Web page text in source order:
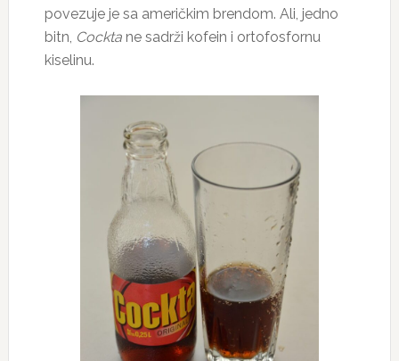
povezuje je sa američkim brendom. Ali, jedno
bitn, Cocktane sadrži kofein i ortofosfornu
kiselinu.